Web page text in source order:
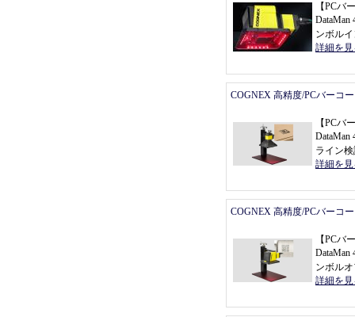
【PCバ
DataMan
ンボル
詳細を
COGNEX 高精度/PCバーコ
【PCバ
DataMan
ライン
詳細を
COGNEX 高精度/PCバーコ
【PCバ
DataMan
ンボル
詳細を